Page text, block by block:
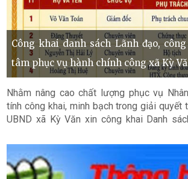
Công khai danh sách Lãnh đạo,
tâm phục vụ hành chính công xã Kỳ
Nhằm nâng cao chất lượng phục vụ
tính công khai, minh bạch trong giải quyết
UBND xã Kỳ Văn xin công khai Danh
tên, số điện thoại liên hệ của từng công
vực.